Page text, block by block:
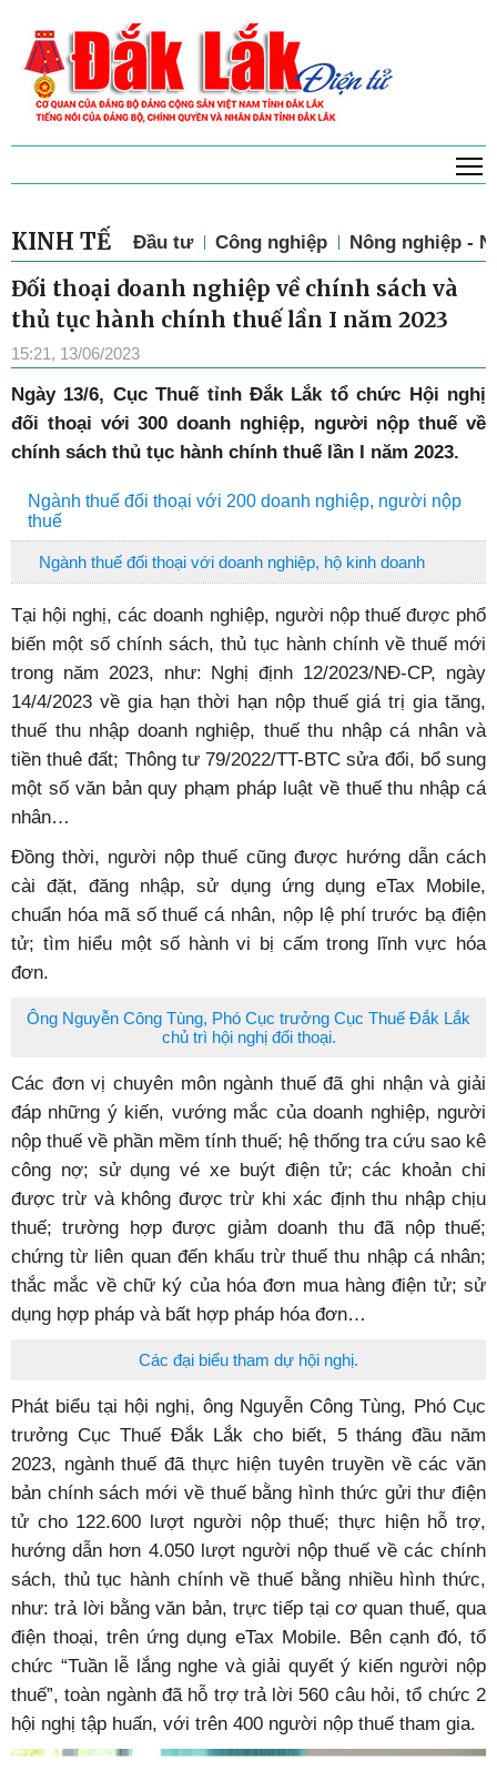
KINH TẾ Đầu tư Công nghiệp Nông nghiệp -
Đối thoại doanh nghiệp về chính sách và
thủ tục hành chính thuế lần I năm 2023
15:21, 13/06/2023
Ngày 13/6, Cục Thuế tỉnh Đắk Lắk tổ chức Hội nghị
đối thoại với 300 doanh nghiệp, người nộp thuế về
chính sách thủ tục hành chính thuế lần I năm 2023.
Ngành thuế đối thoại với 200 doanh nghiệp, người nộp
thuế
Ngành thuế đối thoại với doanh nghiệp, hộ kinh doanh
Tại hội nghị, các doanh nghiệp, người nộp thuế được phổ
biến một số chính sách, thủ tục hành chính về thuế mới
trong năm 2023, như: Nghị định 12/2023/NĐ-CP, ngày
14/4/2023 về gia hạn thời hạn nộp thuế giá trị gia tăng,
thuế thu nhập doanh nghiệp, thuế thu nhập cá nhân và
tiền thuê đất; Thông tư 79/2022/TT-BTC sửa đổi, bổ sung
một số văn bản quy phạm pháp luật về thuế thu nhập cá
nhân…
Đồng thời, người nộp thuế cũng được hướng dẫn cách
cài đặt, đăng nhập, sử dụng ứng dụng eTax Mobile,
chuẩn hóa mã số thuế cá nhân, nộp lệ phí trước bạ điện
tử; tìm hiểu một số hành vi bị cấm trong lĩnh vực hóa
đơn.
Ông Nguyễn Công Tùng, Phó Cục trưởng Cục Thuế Đắk Lắk
chủ trì hội nghị đối thoại.
Các đơn vị chuyên môn ngành thuế đã ghi nhận và giải
đáp những ý kiến, vướng mắc của doanh nghiệp, người
nộp thuế về phần mềm tính thuế; hệ thống tra cứu sao kê
công nợ; sử dụng vé xe buýt điện tử; các khoản chi
được trừ và không được trừ khi xác định thu nhập chịu
thuế; trường hợp được giảm doanh thu đã nộp thuế;
chứng từ liên quan đến khấu trừ thuế thu nhập cá nhân;
thắc mắc về chữ ký của hóa đơn mua hàng điện tử; sử
dụng hợp pháp và bất hợp pháp hóa đơn…
Các đại biểu tham dự hội nghị.
Phát biểu tại hội nghị, ông Nguyễn Công Tùng, Phó Cục
trưởng Cục Thuế Đắk Lắk cho biết, 5 tháng đầu năm
2023, ngành thuế đã thực hiện tuyên truyền về các văn
bản chính sách mới về thuế bằng hình thức gửi thư điện
tử cho 122.600 lượt người nộp thuế; thực hiện hỗ trợ,
hướng dẫn hơn 4.050 lượt người nộp thuế về các chính
sách, thủ tục hành chính về thuế bằng nhiều hình thức,
như: trả lời bằng văn bản, trực tiếp tại cơ quan thuế, qua
điện thoại, trên ứng dụng eTax Mobile. Bên cạnh đó, tổ
chức “Tuần lễ lắng nghe và giải quyết ý kiến người nộp
thuế”, toàn ngành đã hỗ trợ trả lời 560 câu hỏi, tổ chức 2
hội nghị tập huấn, với trên 400 người nộp thuế tham gia.